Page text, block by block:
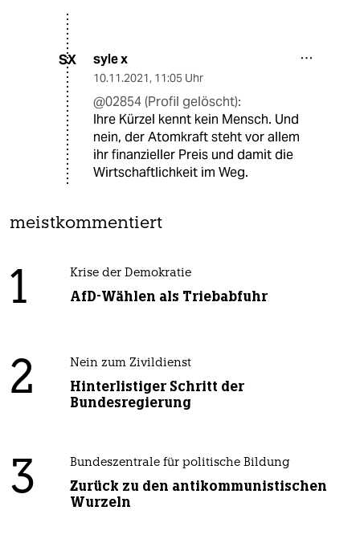
SX syle x
10.11.2021, 11:05 Uhr
@02854 (Profil gelöscht):
Ihre Kürzel kennt kein Mensch. Und
nein, der Atomkraft steht vor allem
ihr finanzieller Preis und damit die
Wirtschaftlichkeit im Weg.
meistkommentiert
1 Krise der Demokratie
AfD-Wählen als Triebabfuhr
2 Nein zum Zivildienst
Hinterlistiger Schritt der
Bundesregierung
3 Bundeszentrale für politische Bildung
Zurück zu den antikommunistischen
Wurzeln